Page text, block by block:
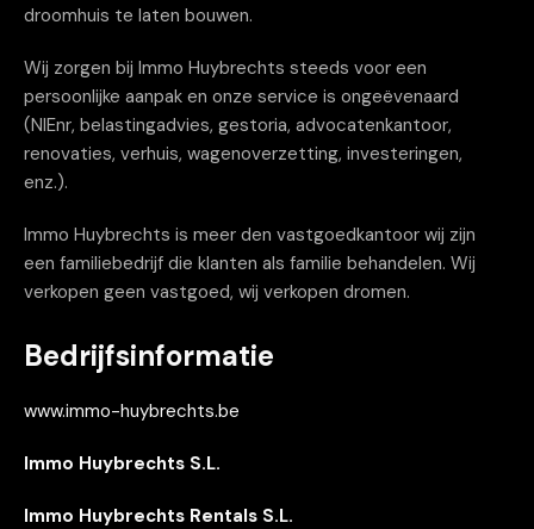
droomhuis te laten bouwen.
Wij zorgen bij Immo Huybrechts steeds voor een
persoonlijke aanpak en onze service is ongeëvenaard
(NIEnr, belastingadvies, gestoria, advocatenkantoor,
renovaties, verhuis, wagenoverzetting, investeringen,
enz.).
Immo Huybrechts is meer den vastgoedkantoor wij zijn
een familiebedrijf die klanten als familie behandelen. Wij
verkopen geen vastgoed, wij verkopen dromen.
Bedrijfsinformatie
www.immo-huybrechts.be
Immo Huybrechts S.L.
Immo Huybrechts Rentals S.L.